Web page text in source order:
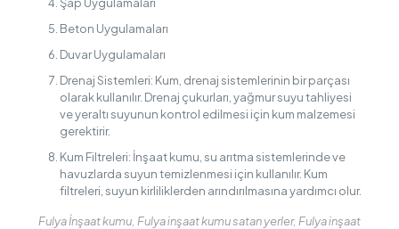
Beton Uygulamaları
Duvar Uygulamaları
Drenaj Sistemleri: Kum, drenaj sistemlerinin bir parçası
olarak kullanılır. Drenaj çukurları, yağmur suyu tahliyesi
ve yeraltı suyunun kontrol edilmesi için kum malzemesi
gerektirir.
Kum Filtreleri: İnşaat kumu, su arıtma sistemlerinde ve
havuzlarda suyun temizlenmesi için kullanılır. Kum
filtreleri, suyun kirliliklerden arındırılmasına yardımcı olur.
Fulya İnşaat kumu, Fulya inşaat kumu satan yerler, Fulya inşaat